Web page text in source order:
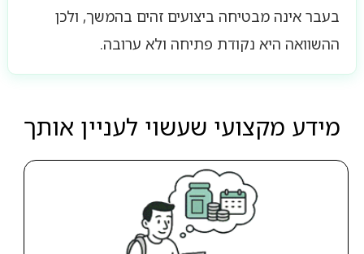
בעבר אינה מבטיחה ביצועים זהים בהמשך, ולכן
ההשוואה היא נקודת פתיחה ולא ערובה.
מידע מקצועי שעשוי לעניין אותך